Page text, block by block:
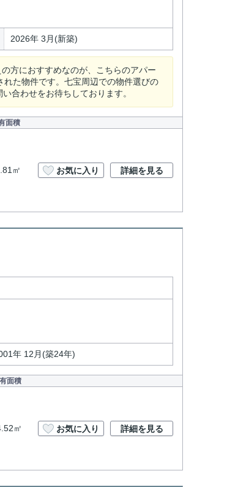
2026年 3月(新築)
方におすすめなのが、こちらのアパー
た物件です。七宝周辺での物件選びの
合わせをお待ちしております。
面積
㎡ お気に入り 詳細を見る
年 12月(築24年)
面積
㎡ お気に入り 詳細を見る